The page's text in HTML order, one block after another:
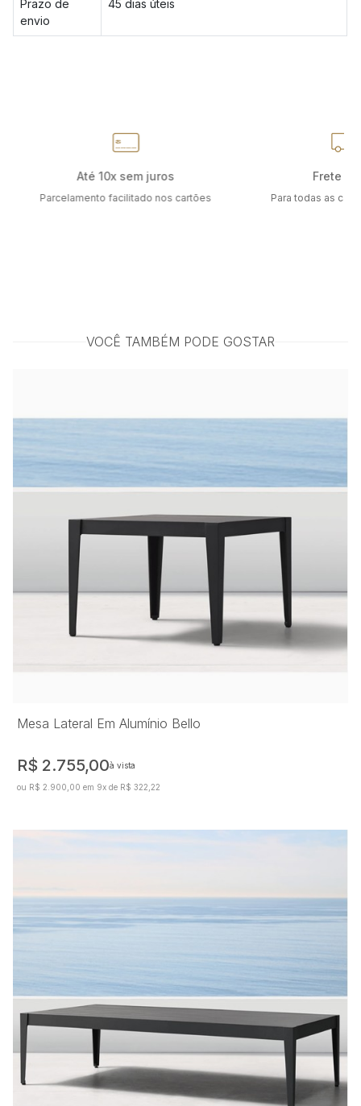
Prazo de
envio
45 dias úteis
Até 10x sem juros
Parcelamento facilitado nos cartões
Frete
Para todas as
VOCÊ TAMBÉM PODE GOSTAR
Mesa Lateral Em Alumínio Bello
R$ 2.755,00à vista
ou R$ 2.900,00 em 9x de R$ 322,22